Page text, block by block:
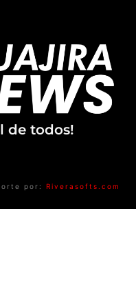
de todos!
por: Riverasofts.com